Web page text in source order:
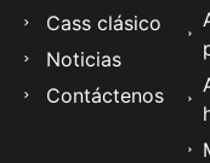
Cass clásico
Noticias
Contáctenos